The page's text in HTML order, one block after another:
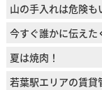
山の手入れは危険も
今すぐ誰かに伝えた
夏は焼肉！
若葉駅エリアの賃貸